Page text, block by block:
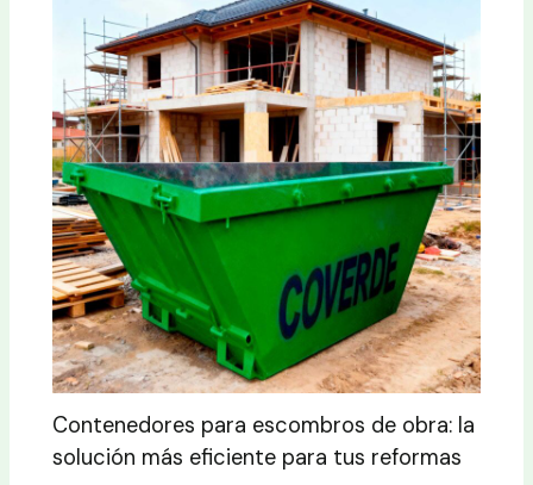
Contenedores para escombros de obra: la
solución más eficiente para tus reformas